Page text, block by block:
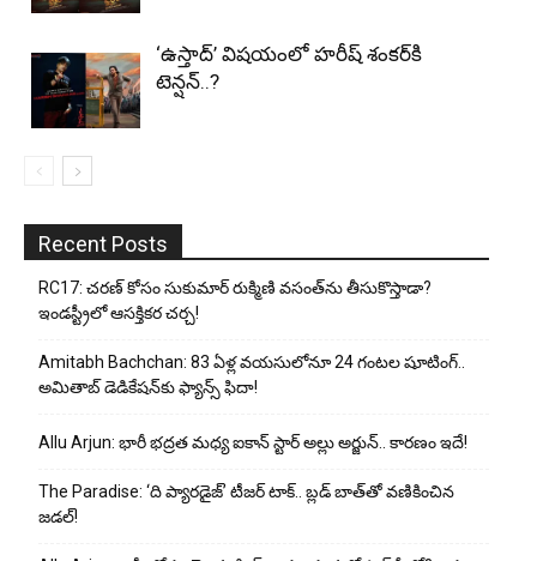
‘ఉస్తాద్’ విషయంలో హరీష్ శంకర్‌కి
టెన్షన్..?
Recent Posts
RC17: చరణ్ కోసం సుకుమార్ రుక్మిణి వసంత్‌ను తీసుకొస్తాడా?
ఇండస్ట్రీలో ఆసక్తికర చర్చ!
Amitabh Bachchan: 83 ఏళ్ల వయసులోనూ 24 గంటల షూటింగ్..
అమితాబ్ డెడికేషన్‌కు ఫ్యాన్స్ ఫిదా!
Allu Arjun: భారీ భద్రత మధ్య ఐకాన్ స్టార్ అల్లు అర్జున్.. కారణం ఇదే!
The Paradise: ‘ది ప్యారడైజ్’ టీజర్ టాక్.. బ్లడ్ బాత్‌తో వణికించిన
జడల్!